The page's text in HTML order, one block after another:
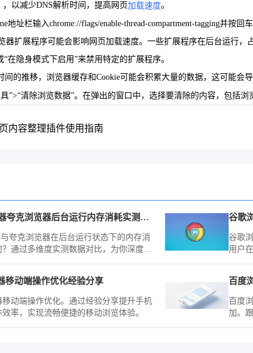
，以减少DNS解析时间，提高网页加载速度。
地址栏输入chrome://flags/enable-thread-compartment-tagging并按
器扩展程序可能会影响网页加载速度。一些扩展程序在后台运行
在隐身模式下启用”来禁用特定的扩展程序。
间的推移，浏览器缓存和Cookie可能会积累大量的数据，这可能
”>“清除浏览数据”。在弹出的窗口中，选择要清除的内容，包括浏
内容整理插件使用指南
vivo 浏览器夸克浏览器后台运行内存消耗实测对比测评
夸克浏览器在后台运行状态下的内存消
通过多维度实测数据对比，为你深度剖
谷歌
谷歌
用户
移动端操作优化经验分享
移动端操作优化。通过经验分享提升手机
率，实现流畅便捷的移动浏览体验。
百度
加。